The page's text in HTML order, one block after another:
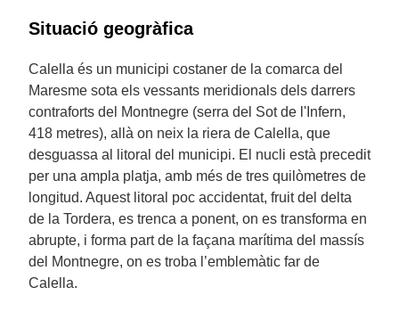
Situació geogràfica
Calella és un municipi costaner de la comarca del
Maresme sota els vessants meridionals dels darrers
contraforts del Montnegre (serra del Sot de l'Infern,
418 metres), allà on neix la riera de Calella, que
desguassa al litoral del municipi. El nucli està precedit
per una ampla platja, amb més de tres quilòmetres de
longitud. Aquest litoral poc accidentat, fruit del delta
de la Tordera, es trenca a ponent, on es transforma en
abrupte, i forma part de la façana marítima del massís
del Montnegre, on es troba l’emblemàtic far de
Calella.